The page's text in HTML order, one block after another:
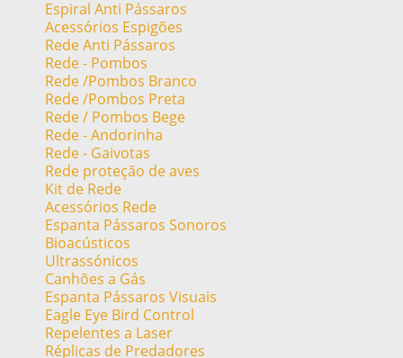
Espiral Anti Pássaros
Acessórios Espigões
Rede Anti Pássaros
Rede - Pombos
Rede /Pombos Branco
Rede /Pombos Preta
Rede / Pombos Bege
Rede - Andorinha
Rede - Gaivotas
Rede proteção de aves
Kit de Rede
Acessórios Rede
Espanta Pássaros Sonoros
Bioacústicos
Ultrassónicos
Canhões a Gás
Espanta Pássaros Visuais
Eagle Eye Bird Control
Repelentes a Laser
Réplicas de Predadores